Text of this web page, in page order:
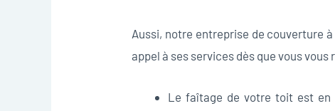
Aussi, notre entreprise de couverture
appel à ses services dès que vous
Le faîtage de votre toit est en